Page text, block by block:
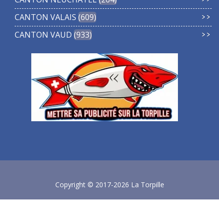
CANTON VALAIS 609
CANTON VAUD 933
Copyright © 2017-2026 La Torpille